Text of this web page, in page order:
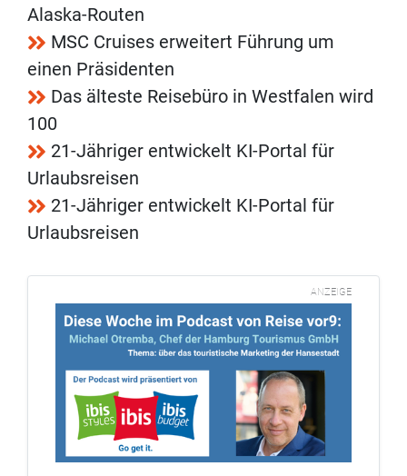
Alaska-Routen
MSC Cruises erweitert Führung um
einen Präsidenten
Das älteste Reisebüro in Westfalen wird
100
21-Jähriger entwickelt KI-Portal für
Urlaubsreisen
21-Jähriger entwickelt KI-Portal für
Urlaubsreisen
ANZEIGE